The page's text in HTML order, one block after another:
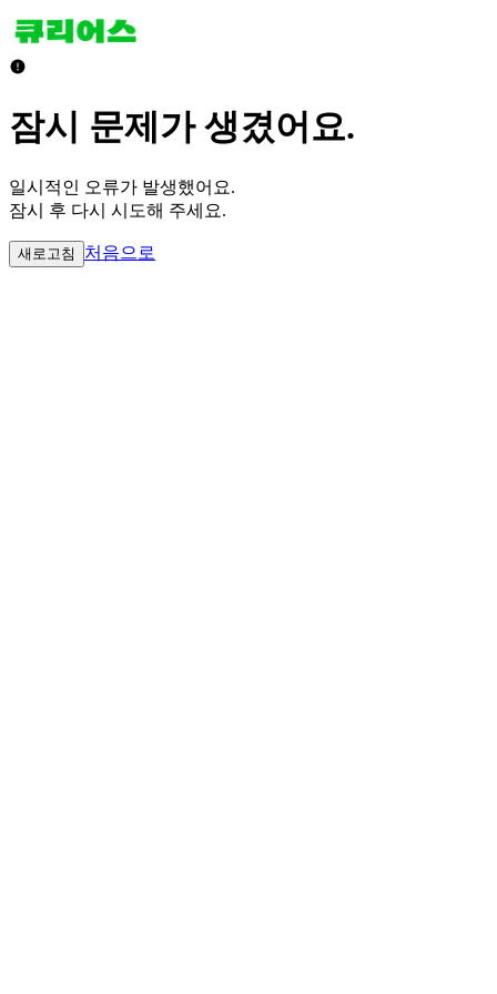
잠시 문제가 생겼어요.
일시적인 오류가 발생했어요.
잠시 후 다시 시도해 주세요.
새로고침 처음으로